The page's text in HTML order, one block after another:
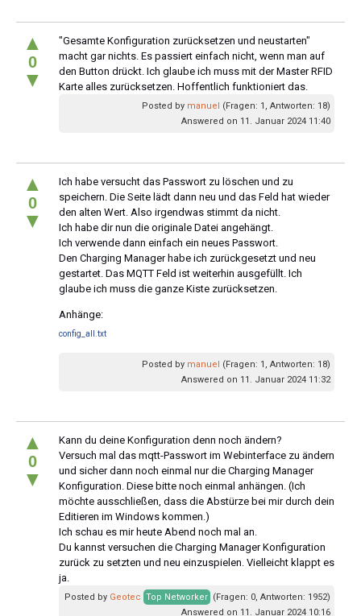
▲
0
▼
"Gesamte Konfiguration zurücksetzen und neustarten"
macht gar nichts. Es passiert einfach nicht, wenn man auf
den Button drückt. Ich glaube ich muss mit der Master RFID
Karte alles zurücksetzen. Hoffentlich funktioniert das.
Posted by manuel (Fragen: 1, Antworten: 18)
Answered on 11. Januar 2024 11:40
▲
0
▼
Ich habe versucht das Passwort zu löschen und zu
speichern. Die Seite lädt dann neu und das Feld hat wieder
den alten Wert. Also irgendwas stimmt da nicht.
Ich habe dir nun die originale Datei angehängt.
Ich verwende dann einfach ein neues Passwort.
Den Charging Manager habe ich zurückgesetzt und neu
gestartet. Das MQTT Feld ist weiterhin ausgefüllt. Ich
glaube ich muss die ganze Kiste zurücksetzen.
Anhänge:
config_all.txt
Posted by manuel (Fragen: 1, Antworten: 18)
Answered on 11. Januar 2024 11:32
▲
0
▼
Kann du deine Konfiguration denn noch ändern?
Versuch mal das mqtt-Passwort im Webinterface zu ändern
und sicher dann noch einmal nur die Charging Manager
Konfiguration. Diese bitte noch einmal anhängen. (Ich
möchte ausschließen, dass die Abstürze bei mir durch dein
Editieren im Windows kommen.)
Ich schau es mir heute Abend noch mal an.
Du kannst versuchen die Charging Manager Konfiguration
zurück zu setzten und neu einzuspielen. Vielleicht klappt es
ja.
Posted by Geotec Top Networker (Fragen: 0, Antworten: 1952)
Answered on 11. Januar 2024 10:16